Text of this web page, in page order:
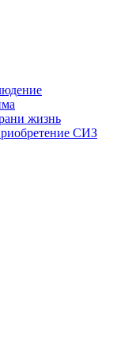
жизнь
СИЗ